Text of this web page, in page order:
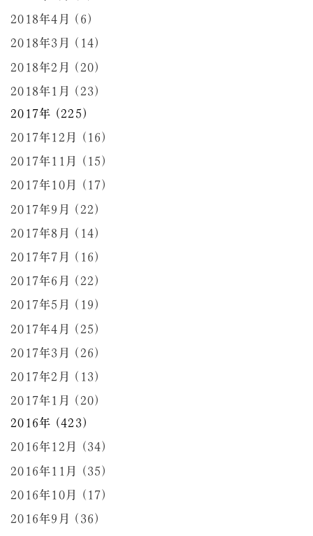
2018年4月 (6)
2018年3月 (14)
2018年2月 (20)
2018年1月 (23)
2017年 (225)
2017年12月 (16)
2017年11月 (15)
2017年10月 (17)
2017年9月 (22)
2017年8月 (14)
2017年7月 (16)
2017年6月 (22)
2017年5月 (19)
2017年4月 (25)
2017年3月 (26)
2017年2月 (13)
2017年1月 (20)
2016年 (423)
2016年12月 (34)
2016年11月 (35)
2016年10月 (17)
2016年9月 (36)